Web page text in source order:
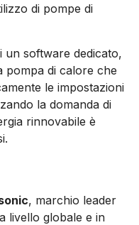
di pompe di
un software dedicato,
pompa di calore che
le impostazioni
la domanda di
rinnovabile è
, marchio leader
livello globale e in